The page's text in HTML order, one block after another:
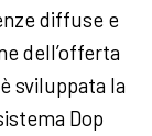
diffuse e
dell’offerta
sviluppata la
Dop